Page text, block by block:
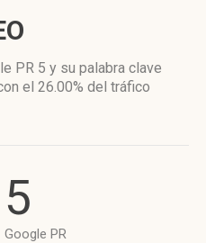
PR 5 y su palabra clave
el 26.00% del tráfico
5
Google PR